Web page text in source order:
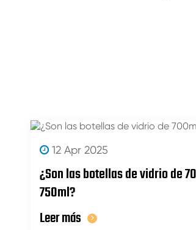
12 Apr 2025
¿Son las botellas de vidrio de
750ml?
Leer más